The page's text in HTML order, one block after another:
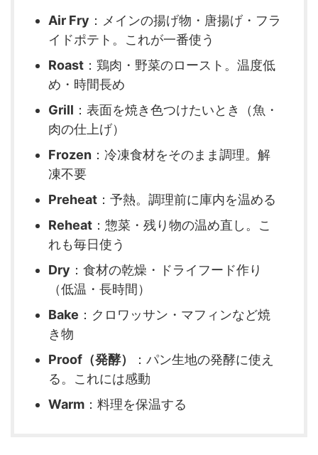
Air Fry ：メインの揚げ物・唐揚げ・フラ
イドポテト。これが一番使う
Roast ：鶏肉・野菜のロースト。温度低
め・時間長め
Grill ：表面を焼き色つけたいとき（魚・
肉の仕上げ）
Frozen ：冷凍食材をそのまま調理。解
凍不要
Preheat ：予熱。調理前に庫内を温める
Reheat ：惣菜・残り物の温め直し。こ
れも毎日使う
Dry ：食材の乾燥・ドライフード作り
（低温・長時間）
Bake ：クロワッサン・マフィンなど焼
き物
Proof（発酵）
：パン生地の発酵に使え
る。これには感動
Warm ：料理を保温する